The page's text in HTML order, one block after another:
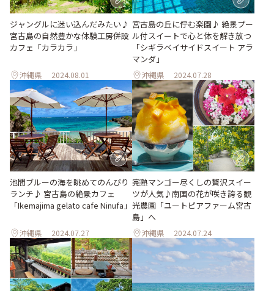
ジャングルに迷い込んだみたい♪
宮古島の自然豊かな体験工房併設
カフェ「カラカラ」
沖縄県 2024.08.01
宮古島の丘に佇む楽園♪ 絶景プー
ル付スイートで心と体を解き放つ
「シギラベイサイドスイート アラ
マンダ」
沖縄県 2024.07.28
池間ブルーの海を眺めてのんびり
ランチ♪ 宮古島の絶景カフェ
「Ikemajima gelato cafe Ninufa」
沖縄県 2024.07.27
完熟マンゴー尽くしの贅沢スイー
ツが人気♪南国の花が咲き誇る観
光農園「ユートピアファーム宮古
島」へ
沖縄県 2024.07.24